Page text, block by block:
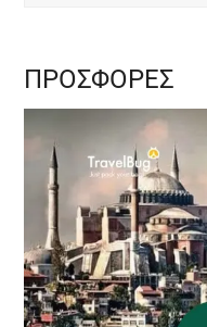
ΠΡΟΣΦΟΡΕΣ